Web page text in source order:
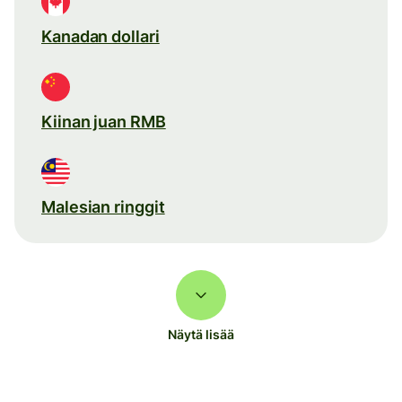
Kanadan dollari
Kiinan juan RMB
Malesian ringgit
Näytä lisää